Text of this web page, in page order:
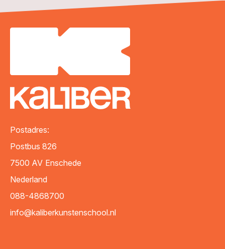
Postadres:
Postbus 826
7500 AV Enschede
Nederland
088-4868700
info@kaliberkunstenschool.nl